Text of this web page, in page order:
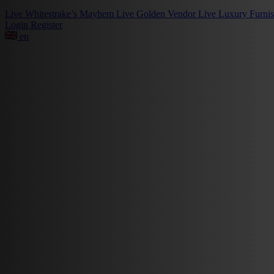
Live Whitestrake’s Mayhem Live Golden Vendor Live Luxury
Login Register
en